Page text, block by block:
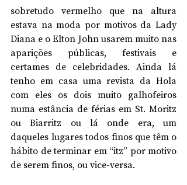
sobretudo vermelho que na altura
estava na moda por motivos da Lady
Diana e o Elton John usarem muito nas
aparições públicas, festivais e
certames de celebridades. Ainda lá
tenho em casa uma revista da Hola
com eles os dois muito galhofeiros
numa estância de férias em St. Moritz
ou Biarritz ou lá onde era, um
daqueles lugares todos finos que têm o
hábito de terminar em “itz” por motivo
de serem finos, ou vice-versa.